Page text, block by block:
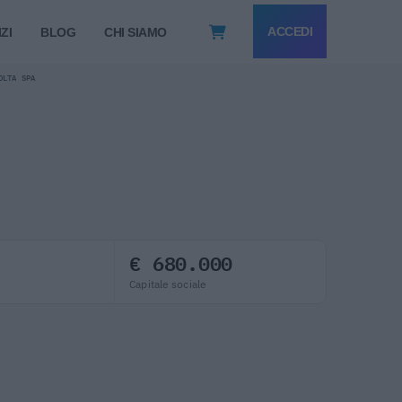
BLOG CHI SIAMO ACCEDI
SPA
€ 680.000
Capitale sociale